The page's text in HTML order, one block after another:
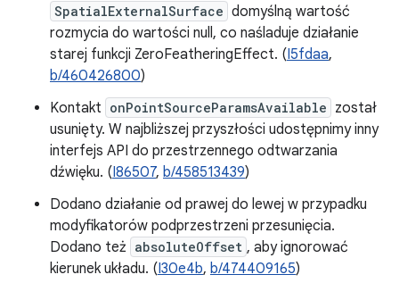
SpatialExternalSurface domyślną wartość
rozmycia do wartości null, co naśladuje działanie
starej funkcji ZeroFeatheringEffect. (I5fdaa,
b/460426800)
Kontakt onPointSourceParamsAvailable został
usunięty. W najbliższej przyszłości udostępnimy inny
interfejs API do przestrzennego odtwarzania
dźwięku. (I86507, b/458513439)
Dodano działanie od prawej do lewej w przypadku
modyfikatorów podprzestrzeni przesunięcia.
Dodano też absoluteOffset , aby ignorować
kierunek układu. (I30e4b, b/474409165)